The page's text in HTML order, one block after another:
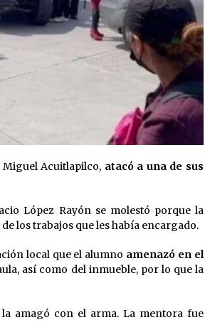
Miguel Acuitlapilco, atacó a una de sus
López Rayón se molestó porque la
los trabajos que les había encargado.
local que el alumno amenazó en el
así como del inmueble, por lo que la
amagó con el arma. La mentora fue